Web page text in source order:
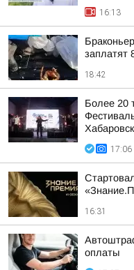
16:13
заплатят
18:42
Более 20
17:06
16:31
оплаты